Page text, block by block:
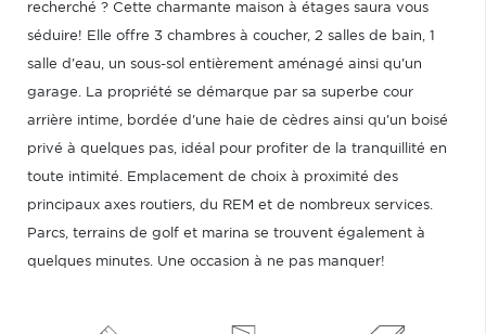
recherché ? Cette charmante maison à étages saura vous
séduire! Elle offre 3 chambres à coucher, 2 salles de bain, 1
salle d'eau, un sous-sol entièrement aménagé ainsi qu'un
garage. La propriété se démarque par sa superbe cour
arrière intime, bordée d'une haie de cèdres ainsi qu'un boisé
privé à quelques pas, idéal pour profiter de la tranquillité en
toute intimité. Emplacement de choix à proximité des
principaux axes routiers, du REM et de nombreux services.
Parcs, terrains de golf et marina se trouvent également à
quelques minutes. Une occasion à ne pas manquer!